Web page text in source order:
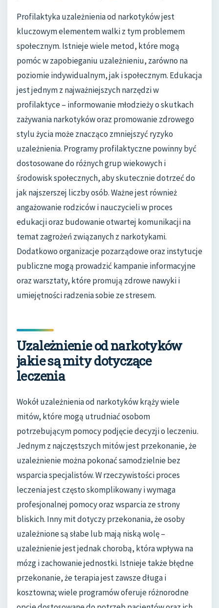
Profilaktyka uzależnienia od narkotyków jest
kluczowym elementem walki z tym problemem
społecznym. Istnieje wiele metod, które mogą
pomóc w zapobieganiu uzależnieniu, zarówno na
poziomie indywidualnym, jak i społecznym. Edukacja
jest jednym z najważniejszych narzędzi w
profilaktyce – informowanie młodzieży o skutkach
zażywania narkotyków oraz promowanie zdrowego
stylu życia może znacząco zmniejszyć ryzyko
uzależnienia. Programy profilaktyczne powinny być
dostosowane do różnych grup wiekowych i
środowisk społecznych, aby skutecznie dotrzeć do
jak najszerszej liczby osób. Ważne jest również
angażowanie rodziców i nauczycieli w proces
edukacji oraz budowanie otwartej komunikacji na
temat zagrożeń związanych z narkotykami.
Dodatkowo organizacje pozarządowe oraz instytucje
publiczne mogą prowadzić kampanie informacyjne
oraz warsztaty, które promują zdrowe nawyki i
umiejętności radzenia sobie ze stresem.
Uzależnienie od narkotyków
jakie są mity dotyczące
leczenia
Wokół uzależnienia od narkotyków krąży wiele
mitów, które mogą utrudniać osobom
potrzebującym pomocy podjęcie decyzji o leczeniu.
Jednym z najczęstszych mitów jest przekonanie, że
uzależnienie można pokonać samodzielnie bez
wsparcia specjalistów. W rzeczywistości proces
leczenia jest często skomplikowany i wymaga
profesjonalnej pomocy oraz wsparcia ze strony
bliskich. Inny mit dotyczy przekonania, że osoby
uzależnione są słabe lub mają niską wolę –
uzależnienie jest jednak chorobą, która wpływa na
mózg i zachowanie jednostki. Istnieje także błędne
przekonanie, że terapia jest zawsze długa i
kosztowna; wiele programów oferuje różnorodne